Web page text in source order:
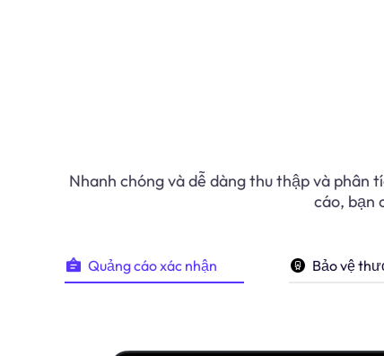
Nhanh chóng và dễ dàng thu thập và
cáo, bạn
Quảng cáo xác nhận Bảo vệ